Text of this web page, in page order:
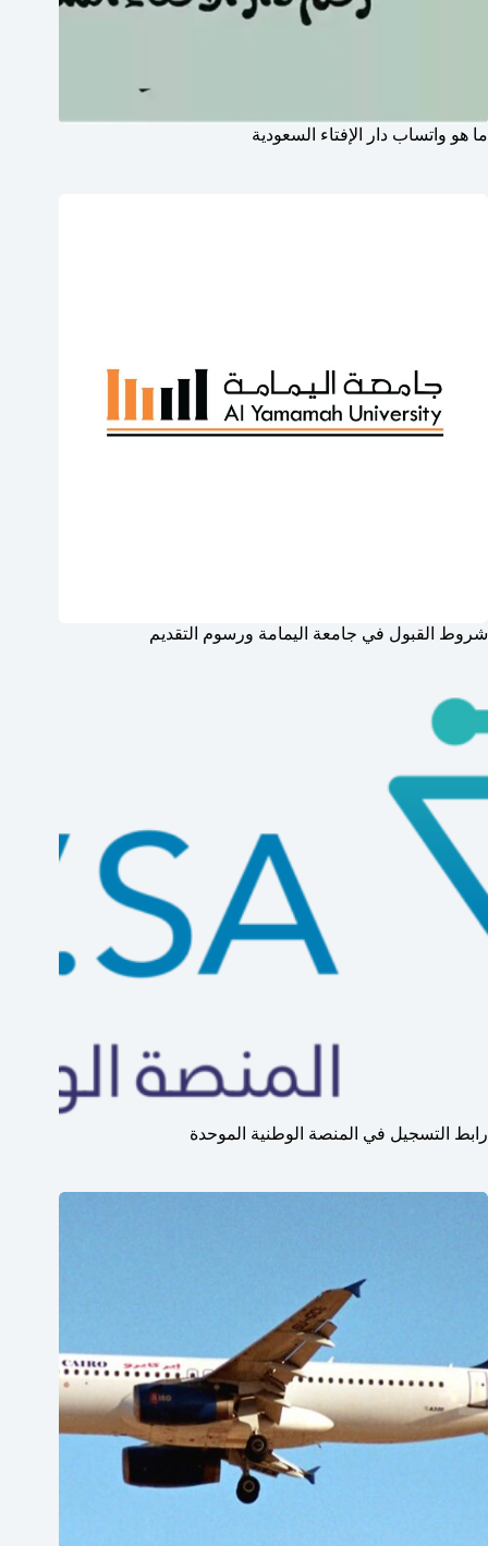
ما هو واتساب دار الإفتاء السعودية
شروط القبول في جامعة اليمامة ورسوم التقديم
رابط التسجيل في المنصة الوطنية الموحدة